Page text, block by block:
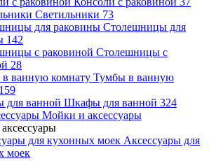
Светильники 73
Столешницы для
142
Столешницы с
28
Тумбы в ванную
159
Шкафы для ванной 324
Мойки и аксессуары
Аксессуары для
моек